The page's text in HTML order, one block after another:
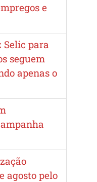
e
Selic para
seguem
apenas o
agosto pelo